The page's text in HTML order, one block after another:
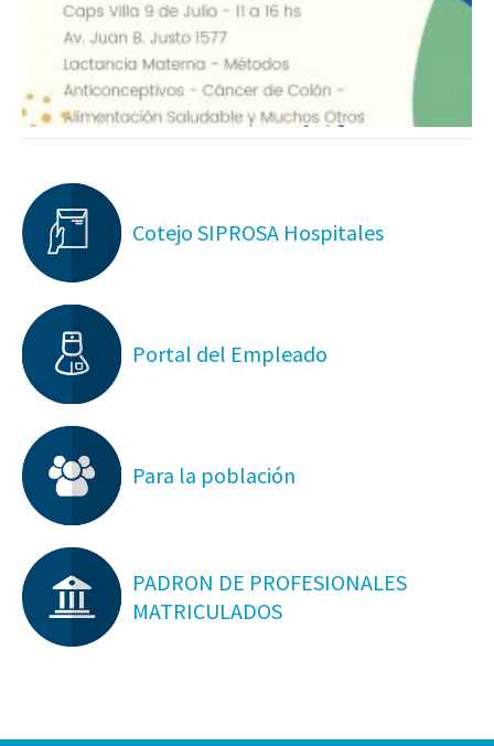
Cotejo SIPROSA Hospitales
Portal del Empleado
Para la población
PADRON DE PROFESIONALES
MATRICULADOS